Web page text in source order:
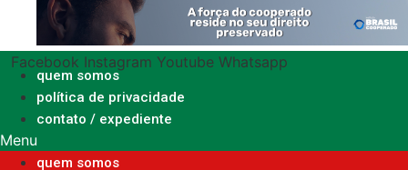
o
conteúdo
Facebook Instagram Youtube Whatsapp
quem somos
política de privacidade
contato / expediente
Menu
quem somos